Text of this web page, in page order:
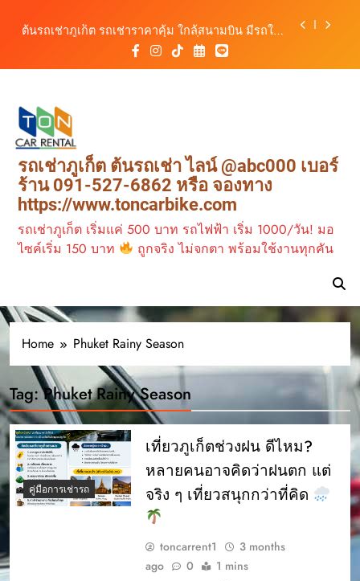
ต้นรถเช่าภูเก็ต รถเช่าราคาคุ้ม ใกล้สนามบิน มีรถให้
เลือกหลากหลาย พร้อมบริการ 24 ชั่วโมง
วิเคราะห์ตลาดรถเช่าภูเก็ต 3 เดือนข้างหน้า:
สิงหาคม–ตุลาคม 2569
สะดวก เที่ยวภูเก็ตได้อย่างอิสระ
รถเช่าภูเก็ต มอเตอร์ไซค์ ทางเลือกเดินทางง่าย เที่ยว
ภูเก็ตคล่องตัว กับต้นรถเช่าภูเก็ต
ต้นรถเช่าภูเก็ต รถเช่าราคาคุ้ม ใกล้สนามบิน มีรถให้
เลือกหลากหลาย พร้อมบริการ 24 ชั่วโมง
วิเคราะห์ตลาดรถเช่าภูเก็ต 3 เดือนข้างหน้า:
สิงหาคม–ตุลาคม 2569
รถเช่าภูเก็ต ต้นรถเช่า ไลน์ @abc000 เบอร์
ร้าน 091-527-6862 หรือ จองทาง
https://www.toncarbike.com
รถเช่าภูเก็ต เริ่มแค่ 500 บาท รถไฟฟ้า เริ่ม 1000/วัน! มอ
ไซค์เริ่ม 150 บาท
ถูกจริง ไม่จกตา พร้อมใช้งานทุกคัน
Home Phuket Rainy Season
Tag:Phuket Rainy Season
คู่มือการเช่ารถ
เที่ยวภูเก็ตช่วงฝน ดีไหม?
หลายคนอาจคิดว่าฝนตก แต่
จริง ๆ เที่ยวสนุกกว่าที่คิด
toncarrent1
3 months
ago
0 1 mins